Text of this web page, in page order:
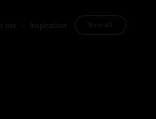
oss Inspiration Beställ